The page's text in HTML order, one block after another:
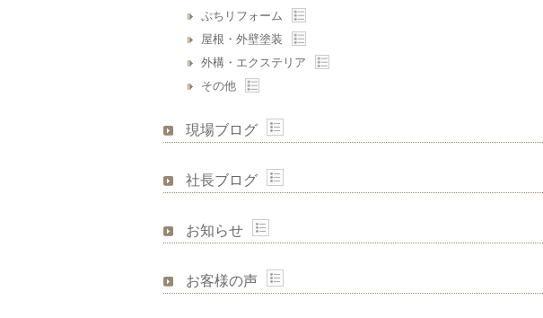
ぷちリフォーム
屋根・外壁塗装
外構・エクステリア
その他
現場ブログ
社長ブログ
お知らせ
お客様の声